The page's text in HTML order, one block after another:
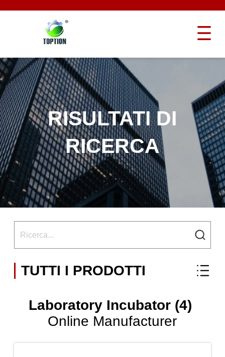
RISULTATI DI
RICERCA
TUTTI I PRODOTTI
Laboratory Incubator (4)
Online Manufacturer